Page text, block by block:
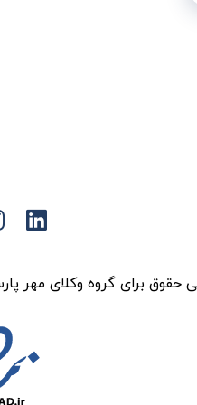
حقوق برای گروه وکلای مهر